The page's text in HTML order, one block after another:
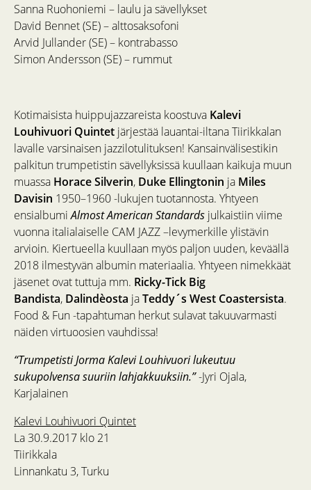
Sanna Ruohoniemi – laulu ja sävellykset
David Bennet (SE) – alttosaksofoni
Arvid Jullander (SE) – kontrabasso
Simon Andersson (SE) – rummut
Kotimaisista huippujazzareista koostuva Kalevi
Louhivuori Quintet järjestää lauantai-iltana Tiirikkalan
lavalle varsinaisen jazzilotulituksen! Kansainvälisestikin
palkitun trumpetistin sävellyksissä kuullaan kaikuja muun
muassa Horace Silverin, Duke Ellingtonin ja Miles
Davisin 1950–1960 -lukujen tuotannosta. Yhtyeen
ensialbumiAlmost American Standards julkaistiin viime
vuonna italialaiselle CAM JAZZ –levymerkille ylistävin
arvioin. Kiertueella kuullaan myös paljon uuden, keväällä
2018 ilmestyvän albumin materiaalia. Yhtyeen nimekkäät
jäsenet ovat tuttuja mm. Ricky-Tick Big
Bandista, Dalindèosta jaTeddy´s West Coastersista.
Food & Fun -tapahtuman herkut sulavat takuuvarmasti
näiden virtuoosien vauhdissa!
“Trumpetisti Jorma Kalevi Louhivuori lukeutuu
sukupolvensa suuriin lahjakkuuksiin.”-Jyri Ojala,
Karjalainen
Kalevi Louhivuori Quintet
La 30.9.2017 klo 21
Tiirikkala
Linnankatu 3, Turku